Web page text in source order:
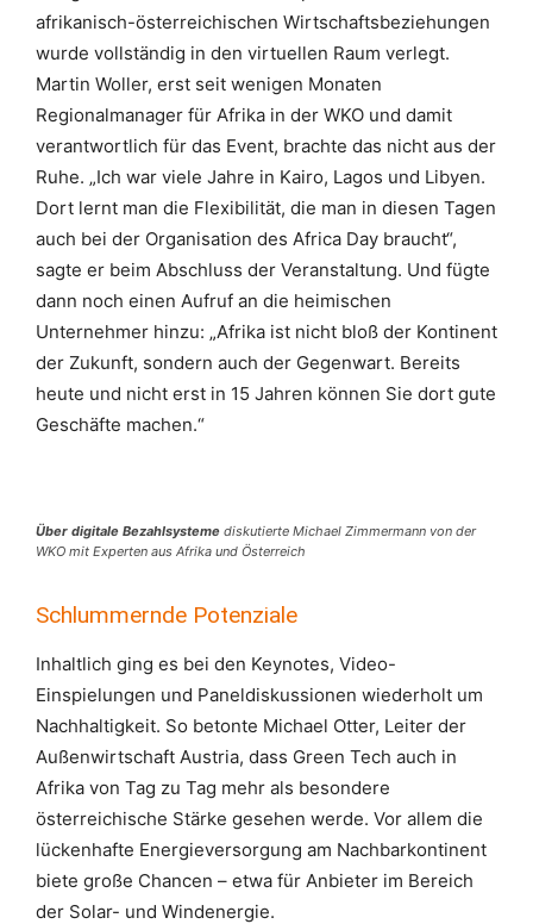
afrikanisch-österreichischen Wirtschaftsbeziehungen
wurde vollständig in den virtuellen Raum verlegt.
Martin Woller, erst seit wenigen Monaten
Regionalmanager für Afrika in der WKO und damit
verantwortlich für das Event, brachte das nicht aus der
Ruhe. „Ich war viele Jahre in Kairo, Lagos und Libyen.
Dort lernt man die Flexibilität, die man in diesen Tagen
auch bei der Organisation des Africa Day braucht“,
sagte er beim Abschluss der Veranstaltung. Und fügte
dann noch einen Aufruf an die heimischen
Unternehmer hinzu: „Afrika ist nicht bloß der Kontinent
der Zukunft, sondern auch der Gegenwart. Bereits
heute und nicht erst in 15 Jahren können Sie dort gute
Geschäfte machen.“
Über digitale Bezahlsysteme diskutierte Michael Zimmermann von der
WKO mit Experten aus Afrika und Österreich
Schlummernde Potenziale
Inhaltlich ging es bei den Keynotes, Video-
Einspielungen und Paneldiskussionen wiederholt um
Nachhaltigkeit. So betonte Michael Otter, Leiter der
Außenwirtschaft Austria, dass Green Tech auch in
Afrika von Tag zu Tag mehr als besondere
österreichische Stärke gesehen werde. Vor allem die
lückenhafte Energieversorgung am Nachbarkontinent
biete große Chancen – etwa für Anbieter im Bereich
der Solar- und Windenergie.